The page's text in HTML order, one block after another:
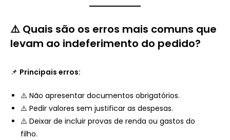
⚠️ Quais são os erros mais comuns que
levam ao indeferimento do pedido?
📌 Principais erros:
⚠️ Não apresentar documentos obrigatórios.
⚠️ Pedir valores sem justificar as despesas.
⚠️ Deixar de incluir provas de renda ou gastos do
filho.